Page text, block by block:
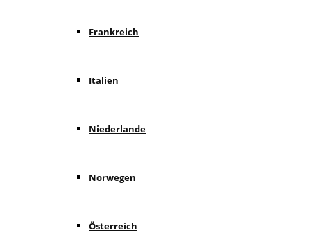
Frankreich
Italien
Niederlande
Norwegen
Österreich